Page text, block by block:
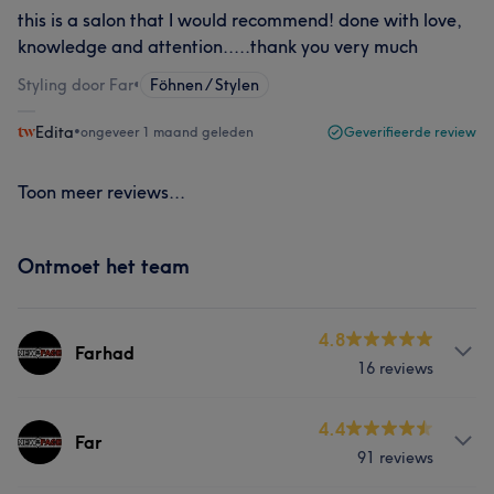
this is a salon that I would recommend! done with love,
knowledge and attention.....thank you very much
Styling door Far• Föhnen / Stylen
Edita•ongeveer 1 maand geleden Geverifieerde review
Toon meer reviews...
Ontmoet het team
Farhad
4.8
16 reviews
Behandelingen
Far
4.4
91 reviews